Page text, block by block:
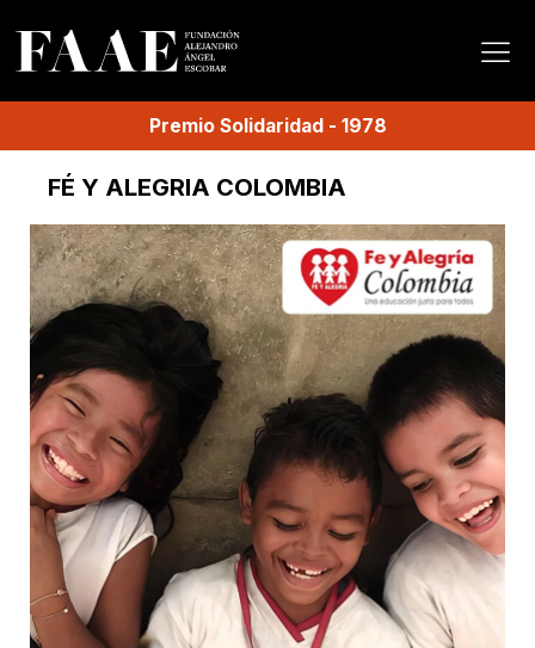
Premio Solidaridad- 1978
FÉ Y ALEGRIA COLOMBIA